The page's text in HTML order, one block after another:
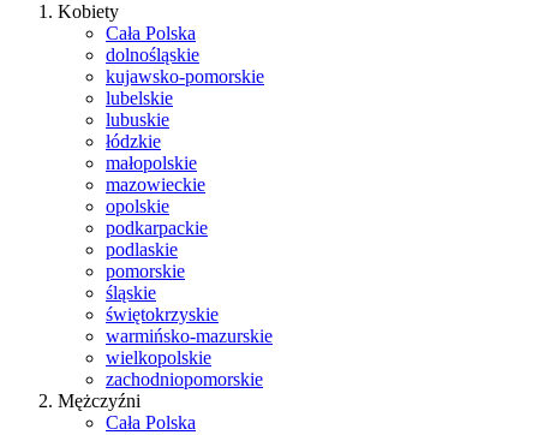
Kobiety
Cała Polska
dolnośląskie
kujawsko-pomorskie
lubelskie
lubuskie
łódzkie
małopolskie
mazowieckie
opolskie
podkarpackie
podlaskie
pomorskie
śląskie
świętokrzyskie
warmińsko-mazurskie
wielkopolskie
zachodniopomorskie
Mężczyźni
Cała Polska